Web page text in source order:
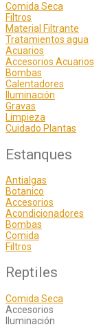
Comida Seca
Filtros
Material Filtrante
Tratamientos agua
Acuarios
Accesorios Acuarios
Bombas
Calentadores
Iluminación
Gravas
Limpieza
Cuidado Plantas
Estanques
Antialgas
Botanico
Accesorios
Acondicionadores
Bombas
Comida
Filtros
Reptiles
Comida Seca
Accesorios
Iluminación